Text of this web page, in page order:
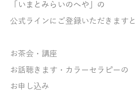
「いまとみらいのへや」の
公式ラインにご登録いただきますと
お茶会・講座
お話聴きます・ カラーセラピーの
お申し込み